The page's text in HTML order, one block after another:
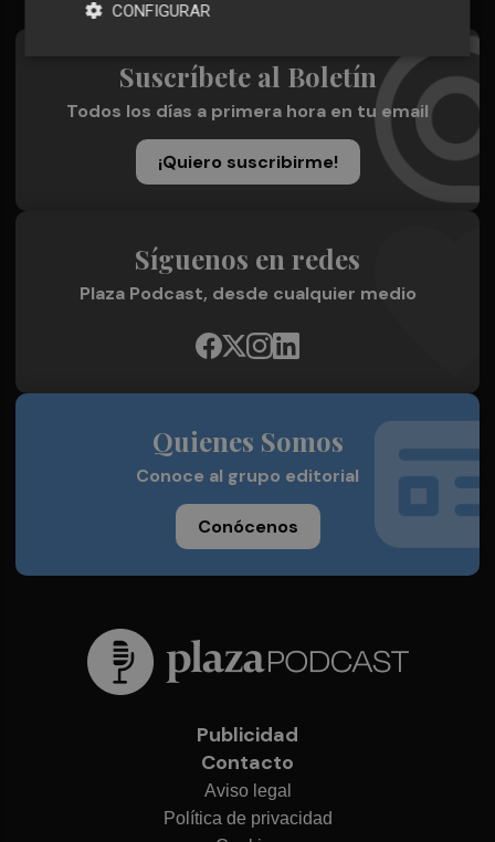
Suscríbete al Boletín
Todos los días a primera hora en tu email
¡Quiero suscribirme!
Síguenos en redes
Plaza Podcast, desde cualquier medio
Quienes Somos
Conoce al grupo editorial
Conócenos
Publicidad
Contacto
Aviso legal
Política de privacidad
CONFIGURAR